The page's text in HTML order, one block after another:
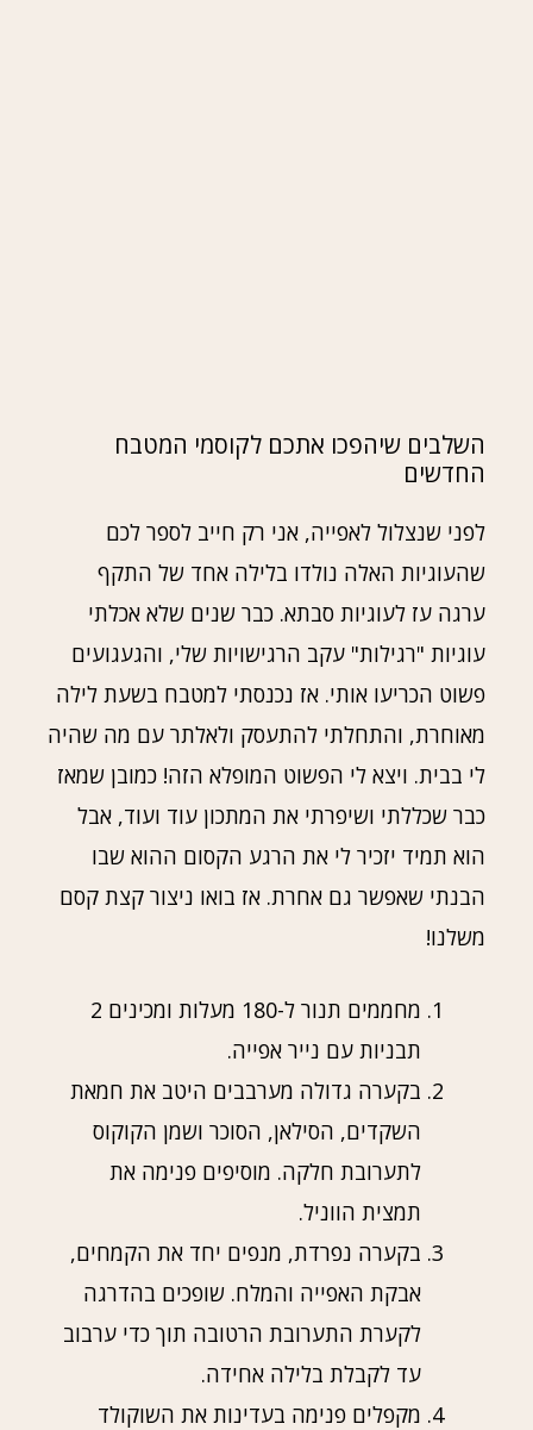
השלבים שיהפכו אתכם לקוסמי המטבח
החדשים
לפני שנצלול לאפייה, אני רק חייב לספר לכם
שהעוגיות האלה נולדו בלילה אחד של התקף
ערגה עז לעוגיות סבתא. כבר שנים שלא אכלתי
עוגיות "רגילות" עקב הרגישויות שלי, והגעגועים
פשוט הכריעו אותי. אז נכנסתי למטבח בשעת לילה
מאוחרת, והתחלתי להתעסק ולאלתר עם מה שהיה
לי בבית. ויצא לי הפשוט המופלא הזה! כמובן שמאז
כבר שכללתי ושיפרתי את המתכון עוד ועוד, אבל
הוא תמיד יזכיר לי את הרגע הקסום ההוא שבו
הבנתי שאפשר גם אחרת. אז בואו ניצור קצת קסם
משלנו!
מחממים תנור ל-180 מעלות ומכינים 2
תבניות עם נייר אפייה.
בקערה גדולה מערבבים היטב את חמאת
השקדים, הסילאן, הסוכר ושמן הקוקוס
לתערובת חלקה. מוסיפים פנימה את
תמצית הווניל.
בקערה נפרדת, מנפים יחד את הקמחים,
אבקת האפייה והמלח. שופכים בהדרגה
לקערת התערובת הרטובה תוך כדי ערבוב
עד לקבלת בלילה אחידה.
מקפלים פנימה בעדינות את השוקולד